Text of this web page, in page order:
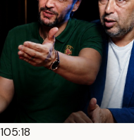
105:18